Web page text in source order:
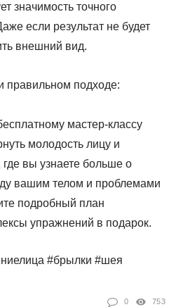
значимость точного
если результат не будет
внешний вид.
правильном подходе:
мастер-классу
молодость лицу и
где вы узнаете больше о
вашим телом и проблемами
подробный план
упражнений в подарок.
#брылки #шея
0 753